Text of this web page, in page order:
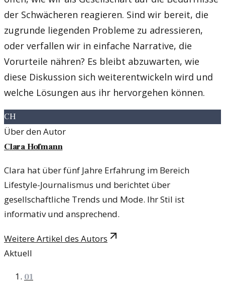
der Schwächeren reagieren. Sind wir bereit, die
zugrunde liegenden Probleme zu adressieren,
oder verfallen wir in einfache Narrative, die
Vorurteile nähren? Es bleibt abzuwarten, wie
diese Diskussion sich weiterentwickeln wird und
welche Lösungen aus ihr hervorgehen können.
CH
Über den Autor
Clara Hofmann
Clara hat über fünf Jahre Erfahrung im Bereich
Lifestyle-Journalismus und berichtet über
gesellschaftliche Trends und Mode. Ihr Stil ist
informativ und ansprechend.
Weitere Artikel des Autors
Aktuell
01